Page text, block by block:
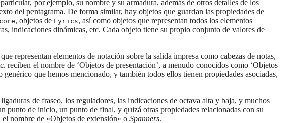
por ejemplo, su nombre y su armadura, además de otros detalles de los
del pentagrama. De forma similar, hay objetos que guardan las propiedades de
, objetos de Lyrics, así como objetos que representan todos los elementos
indicaciones dinámicas, etc. Cada objeto tiene su propio conjunto de valores de
representan elementos de notación sobre la salida impresa como cabezas de notas,
el nombre de ‘Objetos de presentación’, a menudo conocidos como ‘Objetos
genérico que hemos mencionado, y también todos ellos tienen propiedades asociadas,
de fraseo, los reguladores, las indicaciones de octava alta y baja, y muchos
punto de inicio, un punto de final, y quizá otras propiedades relacionadas con su
nombre de «Objetos de extensión» o Spanners.